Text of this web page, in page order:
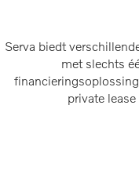
Serva biedt
met slechts
private